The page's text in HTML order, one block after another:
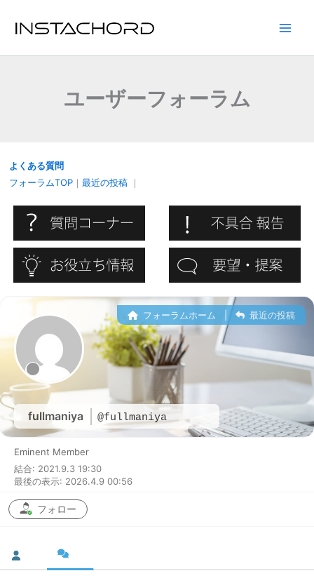
ユーザーフォーラム
よくある質問
フォーラムTOP ｜ 最近の投稿 ｜
fullmaniya @fullmaniya
フォーラムホーム 最近の投稿
Eminent Member
結合: 2021.9.3 19:30
最後の表示: 2026.4.9 00:56
フォロー